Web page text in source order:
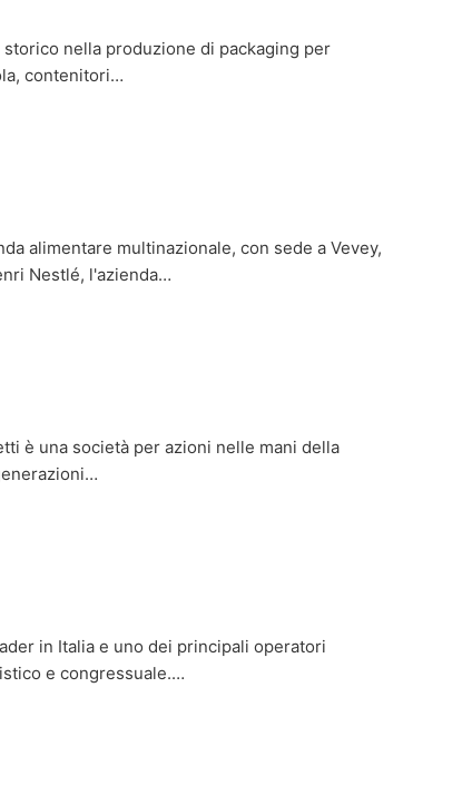
nella produzione di packaging per
contenitori…
alimentare multinazionale, con sede a Vevey,
Nestlé, l'azienda…
è una società per azioni nelle mani della
in Italia e uno dei principali operatori
e congressuale.…